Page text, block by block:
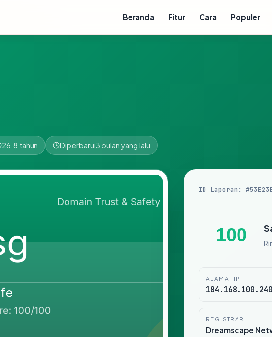
Beranda Fitur Cara Populer
26.8 tahun Diperbarui3 bulan yang lalu
ID Laporan:
100
ALAMAT IP
184.168.100.240
REGISTRAR
Dreamscape